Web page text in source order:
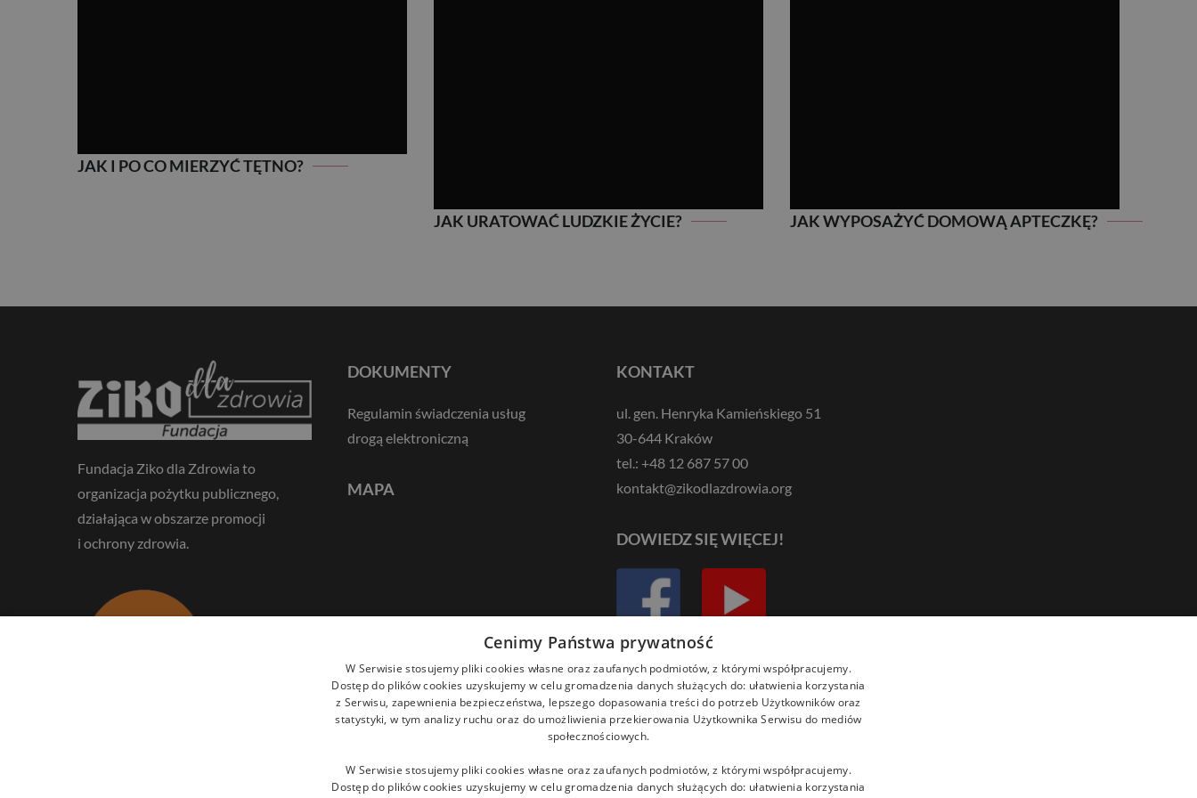
JAK I PO CO MIERZYĆ TĘTNO?
JAK URATOWAĆ LUDZKIE ŻYCIE? JAK WYPOSAŻYĆ DOMOWĄ APTECZKĘ?
Fundacja Ziko dla Zdrowia to
organizacja pożytku publicznego,
działająca w obszarze promocji
i ochrony zdrowia.
DOKUMENTY
Regulamin świadczenia usług
drogą elektroniczną
MAPA
KONTAKT
ul. gen. Henryka Kamieńskiego 51
30-644 Kraków
tel.: +48 12 687 57 00
kontakt@zikodlazdrowia.org
DOWIEDZ SIĘ WIĘCEJ!
Cenimy Państwa prywatność
W Serwisie stosujemy pliki cookies własne oraz zaufanych podmiotów, z którymi współpracujemy.
Dostęp do plików cookies uzyskujemy w celu gromadzenia danych służących do: ułatwienia korzystania
z Serwisu, zapewnienia bezpieczeństwa, lepszego dopasowania treści do potrzeb Użytkowników oraz
statystyki, w tym analizy ruchu oraz do umożliwienia przekierowania Użytkownika Serwisu do mediów
społecznościowych.
W Serwisie stosujemy pliki cookies własne oraz zaufanych podmiotów, z którymi współpracujemy.
Dostęp do plików cookies uzyskujemy w celu gromadzenia danych służących do: ułatwienia korzystania